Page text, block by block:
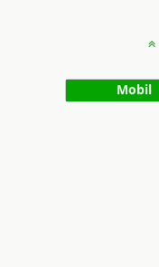
Mobil